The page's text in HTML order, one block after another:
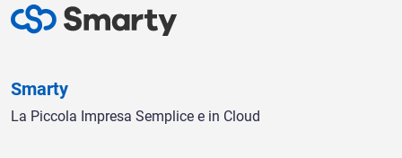
Smarty
La Piccola Impresa Semplice e in Cloud